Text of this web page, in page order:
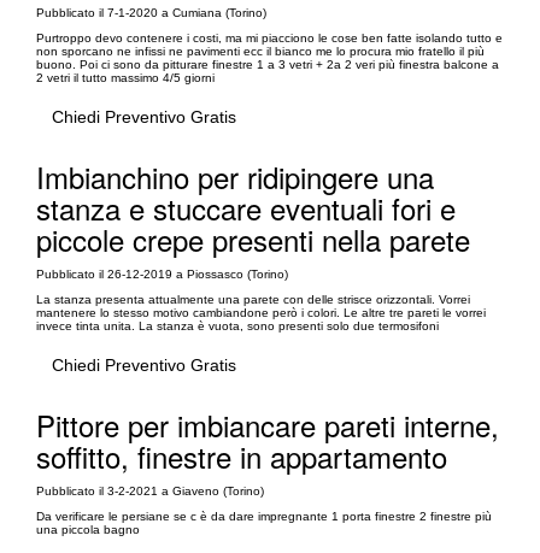
Pubblicato il 7-1-2020 a Cumiana (Torino)
Purtroppo devo contenere i costi, ma mi piacciono le cose ben fatte isolando tutto e
non sporcano ne infissi ne pavimenti ecc il bianco me lo procura mio fratello il più
buono. Poi ci sono da pitturare finestre 1 a 3 vetri + 2a 2 veri più finestra balcone a
2 vetri il tutto massimo 4/5 giorni
Chiedi Preventivo Gratis
Imbianchino per ridipingere una
stanza e stuccare eventuali fori e
piccole crepe presenti nella parete
Pubblicato il 26-12-2019 a Piossasco (Torino)
La stanza presenta attualmente una parete con delle strisce orizzontali. Vorrei
mantenere lo stesso motivo cambiandone però i colori. Le altre tre pareti le vorrei
invece tinta unita. La stanza è vuota, sono presenti solo due termosifoni
Chiedi Preventivo Gratis
Pittore per imbiancare pareti interne,
soffitto, finestre in appartamento
Pubblicato il 3-2-2021 a Giaveno (Torino)
Da verificare le persiane se c è da dare impregnante 1 porta finestre 2 finestre più
una piccola bagno